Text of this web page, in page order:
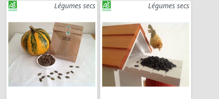
Légumes secs Légumes secs